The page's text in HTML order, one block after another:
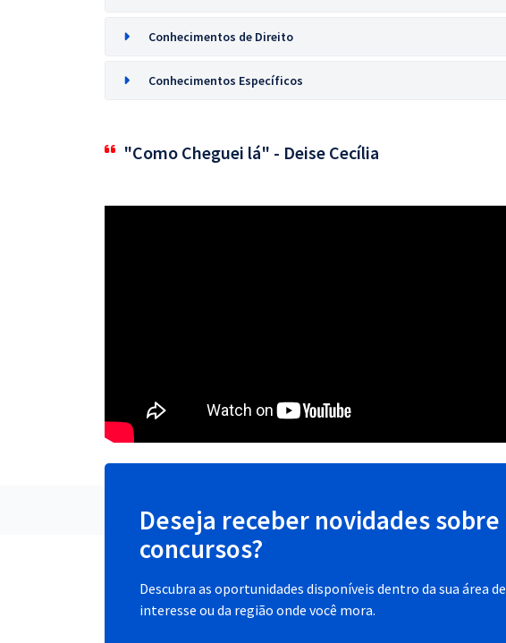
Conhecimentos de Direito
Conhecimentos Específicos
"Como Cheguei lá" - Deise Cecília
Deseja receber novidades sobre
concursos?
Descubra as oportunidades disponíveis dentro da sua área de
interesse ou da região onde você mora.